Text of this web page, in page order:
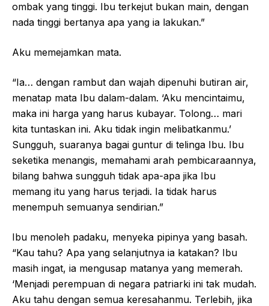
ombak yang tinggi. Ibu terkejut bukan main, dengan
nada tinggi bertanya apa yang ia lakukan.”
Aku memejamkan mata.
“Ia… dengan rambut dan wajah dipenuhi butiran air,
menatap mata Ibu dalam-dalam. ‘Aku mencintaimu,
maka ini harga yang harus kubayar. Tolong… mari
kita tuntaskan ini. Aku tidak ingin melibatkanmu.’
Sungguh, suaranya bagai guntur di telinga Ibu. Ibu
seketika menangis, memahami arah pembicaraannya,
bilang bahwa sungguh tidak apa-apa jika Ibu
memang itu yang harus terjadi. Ia tidak harus
menempuh semuanya sendirian.”
Ibu menoleh padaku, menyeka pipinya yang basah.
“Kau tahu? Apa yang selanjutnya ia katakan? Ibu
masih ingat, ia mengusap matanya yang memerah.
‘Menjadi perempuan di negara patriarki ini tak mudah.
Aku tahu dengan semua keresahanmu. Terlebih, jika